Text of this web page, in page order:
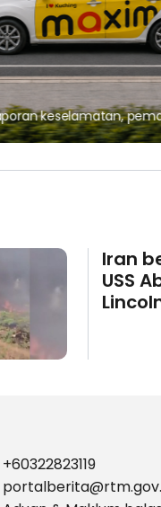
keselamatan,
Iran
USS
+60322823119